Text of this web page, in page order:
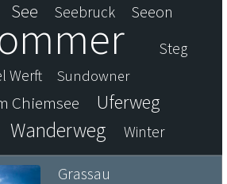
See Seebruck Seeon
Steg
Werft
Sundowner
Chiemsee Uferweg
Wanderweg Winter
Grassau